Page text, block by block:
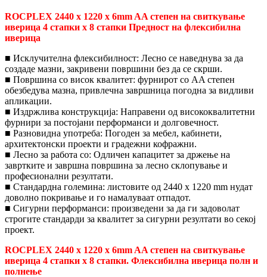
ROCPLEX 2440 x 1220 x 6mm AA степен на свиткување
иверица 4 стапки x 8 стапки Предност на флексибилна
иверица
■ Исклучителна флексибилност: Лесно се наведнува за да
создаде мазни, закривени површини без да се скрши.
■ Површина со висок квалитет: фурнирот со AA степен
обезбедува мазна, привлечна завршница погодна за видливи
апликации.
■ Издржлива конструкција: Направени од висококвалитетни
фурнири за постојани перформанси и долговечност.
■ Разновидна употреба: Погоден за мебел, кабинети,
архитектонски проекти и градежни кофражни.
■ Лесно за работа со: Одличен капацитет за држење на
завртките и завршна површина за лесно склопување и
професионални резултати.
■ Стандардна големина: листовите од 2440 x 1220 mm нудат
доволно покривање и го намалуваат отпадот.
■ Сигурни перформанси: произведени за да ги задоволат
строгите стандарди за квалитет за сигурни резултати во секој
проект.
ROCPLEX 2440 x 1220 x 6mm AA степен на свиткување
иверица 4 стапки x 8 стапки. Флексибилна иверица полн и
полнење